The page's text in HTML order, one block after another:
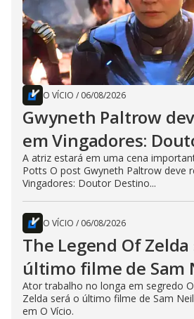
O VÍCIO / 06/08/2026
Gwyneth Paltrow
em Vingadores:
A atriz estará em uma cena
Potts O post Gwyneth Paltrow deve
Vingadores: Doutor Destino...
O VÍCIO / 06/08/2026
The Legend Of Zelda
último filme de Sam
Ator trabalho no longa em segredo
Zelda será o último filme de Sam
em O Vício.